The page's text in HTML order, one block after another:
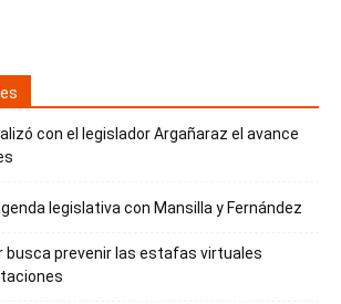
con el legislador Argañaraz el avance
legislativa con Mansilla y Fernández
busca prevenir las estafas virtuales